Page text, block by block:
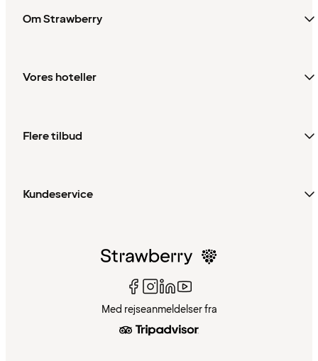
Om Strawberry
Vores hoteller
Flere tilbud
Kundeservice
Med rejseanmeldelser fra